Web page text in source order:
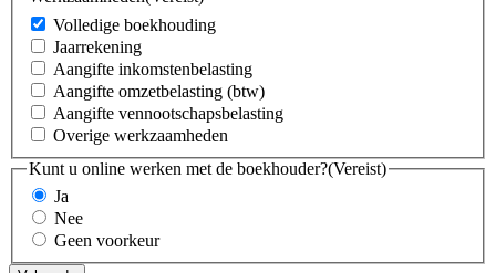
Volledige boekhouding
Jaarrekening
Aangifte inkomstenbelasting
Aangifte omzetbelasting (btw)
Aangifte vennootschapsbelasting
Overige werkzaamheden
Kunt u online werken met de boekhouder?(Vereist)
Ja
Nee
Geen voorkeur